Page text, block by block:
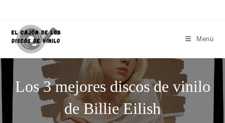
Menú
Los 3 mejores discos de vinilo
de Billie Eilish